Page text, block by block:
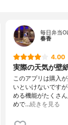
毎日弁当
春香
4.00
実際の天気が壁
このアプリは購入
いといけないです
める機能がたくさ
めで…続きを見る